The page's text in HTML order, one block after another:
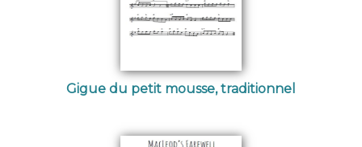
Gigue du petit mousse, traditionnel